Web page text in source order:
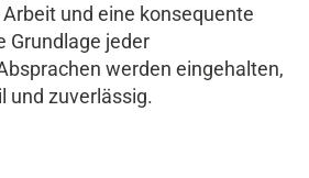
und eine konsequente
Grundlage jeder
werden eingehalten,
und zuverlässig.